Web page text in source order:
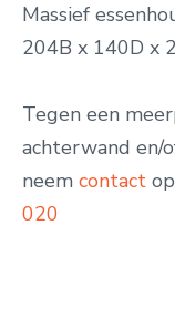
Massief
204B x 140D x
Tegen een
achterwand en/
neem contact
020